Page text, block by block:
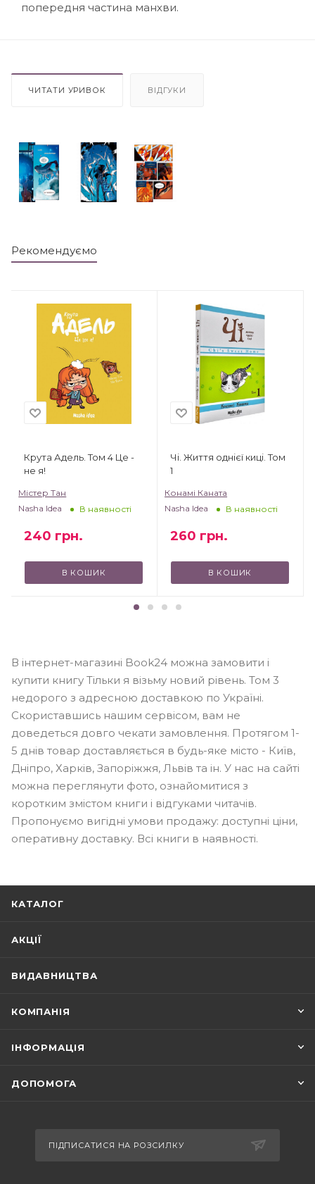
попередня частина манхви.
ЧИТАТИ УРИВОК ВІДГУКИ
Рекомендуємо
Крута Адель. Том 4 Це -
не я!
Містер Тан
Nasha Idea
В наявності
240 грн.
В КОШИК
Чі. Життя однієї киці. Том
1
Конамі Каната
Nasha Idea
В наявності
260 грн.
В КОШИК
В інтернет-магазині Book24 можна замовити і
купити книгу Тільки я візьму новий рівень. Том 3
недорого з адресною доставкою по Україні.
Скориставшись нашим сервісом, вам не
доведеться довго чекати замовлення. Протягом 1-
5 днів товар доставляється в будь-яке місто - Київ,
Дніпро, Харків, Запоріжжя, Львів та ін. У нас на сайті
можна переглянути фото, ознайомитися з
коротким змістом книги і відгуками читачів.
Пропонуємо вигідні умови продажу: доступні ціни,
оперативну доставку. Всі книги в наявності.
КАТАЛОГ
АКЦІЇ
ВИДАВНИЦТВА
КОМПАНІЯ
ІНФОРМАЦІЯ
ДОПОМОГА
ПІДПИСАТИСЯ НА РОЗСИЛКУ